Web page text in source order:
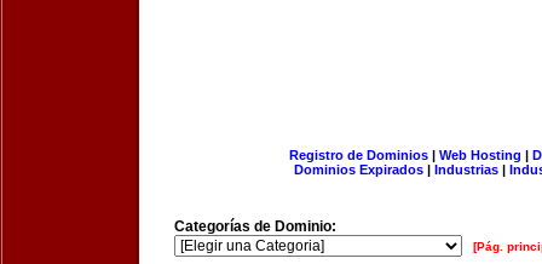
Registro de Dominios| Web Hosting |
Dominios Expirados | Industrias |
Categorías de Dominio:
[Pág.